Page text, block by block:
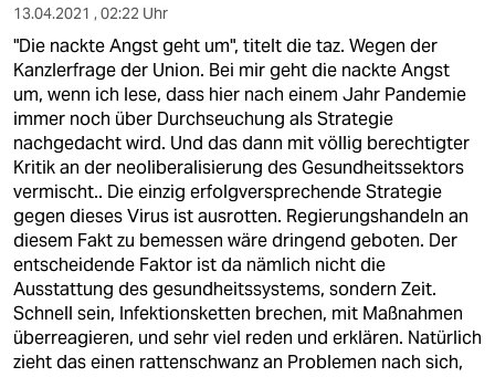
13.04.2021 , 02:22 Uhr
"Die nackte Angst geht um", titelt die taz. Wegen der
Kanzlerfrage der Union. Bei mir geht die nackte Angst
um, wenn ich lese, dass hier nach einem Jahr Pandemie
immer noch über Durchseuchung als Strategie
nachgedacht wird. Und das dann mit völlig berechtigter
Kritik an der neoliberalisierung des Gesundheitssektors
vermischt.. Die einzig erfolgversprechende Strategie
gegen dieses Virus ist ausrotten. Regierungshandeln an
diesem Fakt zu bemessen wäre dringend geboten. Der
entscheidende Faktor ist da nämlich nicht die
Ausstattung des gesundheitssystems, sondern Zeit.
Schnell sein, Infektionsketten brechen, mit Maßnahmen
überreagieren, und sehr viel reden und erklären. Natürlich
zieht das einen rattenschwanz an Problemen nach sich,